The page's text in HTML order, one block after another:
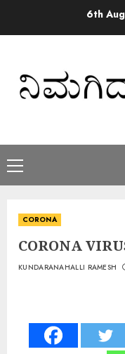
6th
CORONA
CORONA
KUNDARANAHALLI RAMESH